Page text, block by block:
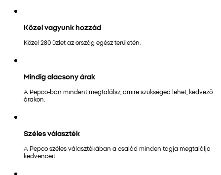
Közel vagyunk hozzád
Közel 280 üzlet az ország egész területén.
Mindig alacsony árak
A Pepco-ban mindent megtalálsz, amire szükséged lehet, kedvező
árakon.
Széles választék
A Pepco széles választékában a család minden tagja megtalálja
kedvenceit.